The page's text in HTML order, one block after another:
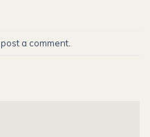
post a comment